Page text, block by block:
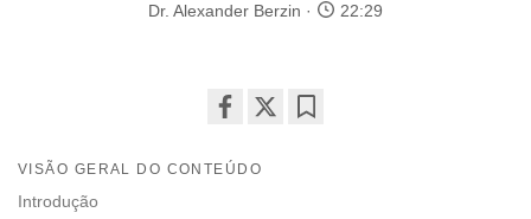
Dr. Alexander Berzin 22:29
on
VISÃO GERAL DO CONTEÚDO
Introdução